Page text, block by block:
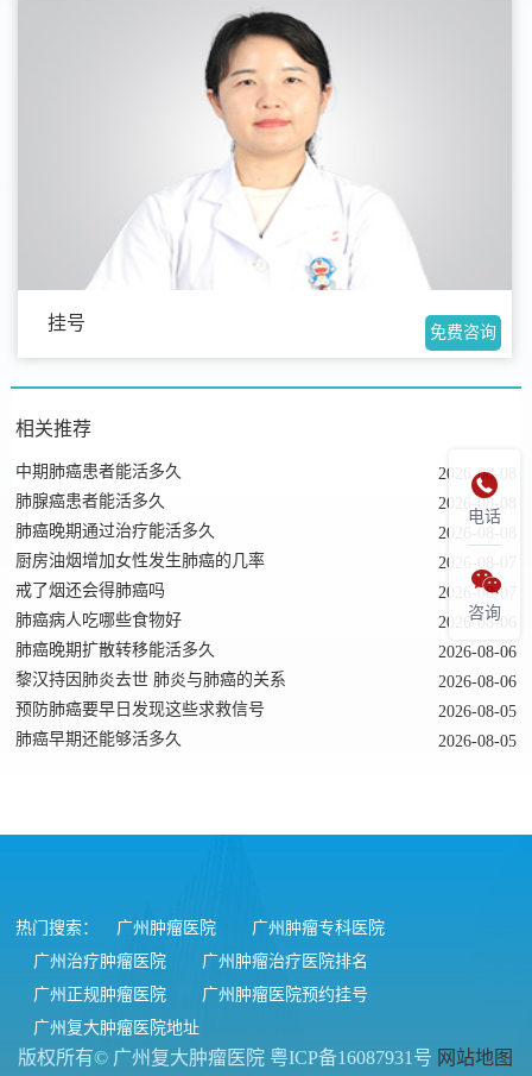
免费咨询
挂号
相关推荐
2026-08-08
中期肺癌患者能活多久
2026-08-08
肺腺癌患者能活多久
2026-08-08
肺癌晚期通过治疗能活多久
2026-08-07
厨房油烟增加女性发生肺癌的几率
2026-08-07
戒了烟还会得肺癌吗
2026-08-06
肺癌病人吃哪些食物好
2026-08-06
肺癌晚期扩散转移能活多久
2026-08-06
黎汉持因肺炎去世 肺炎与肺癌的关系
2026-08-05
预防肺癌要早日发现这些求救信号
2026-08-05
肺癌早期还能够活多久
热门搜索： 广州肿瘤医院
广州肿瘤专科医院
广州治疗肿瘤医院
广州肿瘤治疗医院排名
广州正规肿瘤医院
广州肿瘤医院预约挂号
广州复大肿瘤医院地址
版权所有© 广州复大肿瘤医院 粤ICP备16087931号 网站地图

电话

咨询